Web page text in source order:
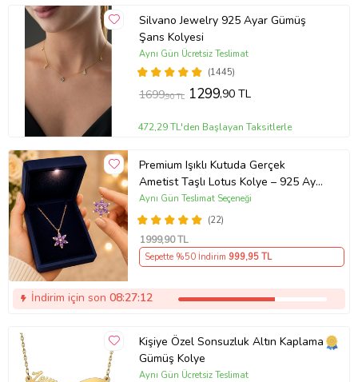
Silvano Jewelry 925 Ayar Gümüş
Şans Kolyesi
(1445)
Aynı Gün Ücretsiz Teslimat
1699,90 TL 1299,90 TL
472,29 TL'den Başlayan Taksitlerle
Premium Işıklı Kutuda Gerçek
Ametist Taşlı Lotus Kolye – 925 Ayar
Gümüş Kadın Kolye
(22)
Aynı Gün Teslimat Seçeneği
1999,90 TL
Sepette %50 İndirim 999,95 TL
İndirim için son 08:27:12
Kişiye Özel Sonsuzluk Altın Kaplama
Gümüş Kolye
Aynı Gün Ücretsiz Teslimat